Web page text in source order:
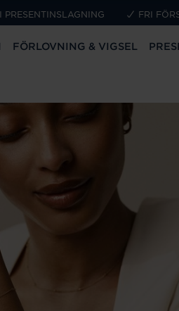
PRESENTINSLAGNING FRI
FÖRLOVNING & VIGSEL